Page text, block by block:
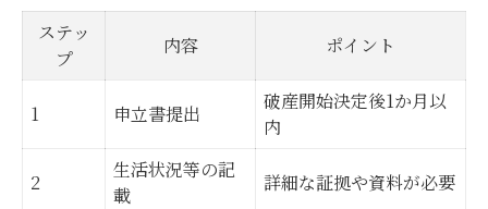
ステッ
プ
内容 ポイント
1 申立書提出
破産開始決定後1か月以
内
2
生活状況等の記
載
詳細な証拠や資料が必要